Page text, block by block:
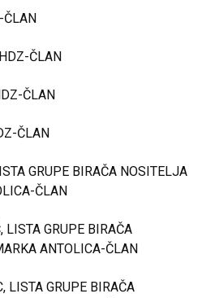
ČLAN
ČLAN
ČLAN
ČLAN
GRUPE BIRAČA NOSITELJA
ČLAN
GRUPE BIRAČA
ANTOLICA-ČLAN
LISTA GRUPE BIRAČA